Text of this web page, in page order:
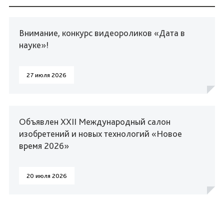
Внимание, конкурс видеороликов «Дата в
науке»!
27 июля 2026
Объявлен XXII Международный салон
изобретений и новых технологий «Новое
время 2026»
20 июля 2026